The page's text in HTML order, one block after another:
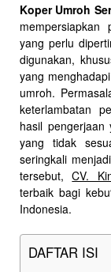
Koper Umroh
yang perlu
digunakan,
yang
umroh.
keterlambatan
hasil pengerjaan
yang tidak
seringkali
tersebut,CV.
terbaik bagi
Indonesia.
DAFTAR ISI